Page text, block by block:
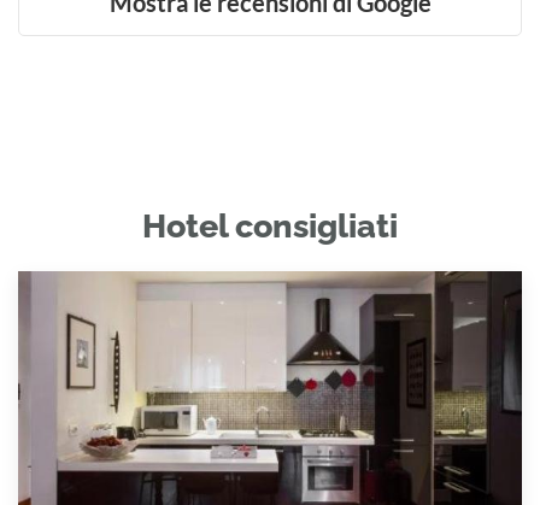
Hotel consigliati